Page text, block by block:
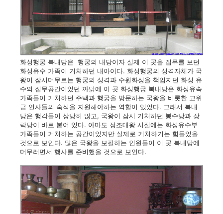
화성행궁 복내당은 행궁의 내당이자 실제 이 곳을 집무를 보던
화성유수 가족이 거처하던 내아이다. 화성행궁의 성격자체가 국
왕이 잠시머무르는 행궁의 성격과 수원화성을 책임지던 화성 유
수의 집무공간이었던 까닭에 이 곳 화성행궁 복내당은 화성유속
가족들이 거처하던 주택과 행궁을 방문하는 국왕을 비롯한 고위
급 인사들의 숙식을 지원해야하는 역할이 있었다. 그래서 복내
당은 행각들이 상당히 많고, 국왕이 잠시 거처하던 봉수당과 장
락당이 바로 붙어 있다. 아마도 정조대왕 시절에는 화성유수부
가족들이 거처하는 공간이었지만 실제로 거처하기는 힘들었을
것으로 보인다. 많은 국왕을 보필하는 인원들이 이 곳 복내당에
머무러면서 행사를 준비했을 것으로 보인다.